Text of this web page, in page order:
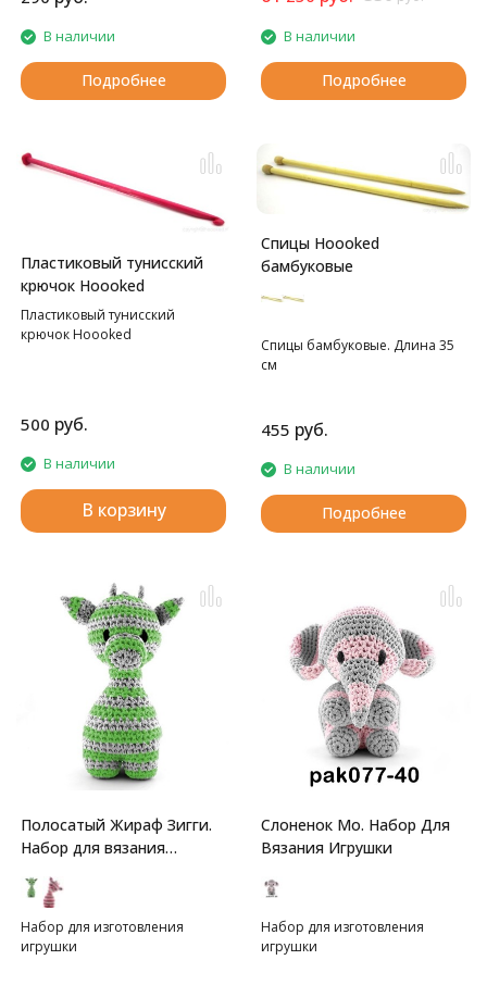
В наличии
Подробнее
В наличии
Подробнее
Пластиковый тунисский
крючок Hoooked
Пластиковый тунисский
крючок Hoooked
500 руб.
В наличии
В корзину
Спицы Hoooked
бамбуковые
Спицы бамбуковые. Длина 35
см
455 руб.
В наличии
Подробнее
Полосатый Жираф Зигги.
Набор для вязания
Набор для изготовления
игрушки
Слоненок Мо. Набор Для
Вязания Игрушки
Набор для изготовления
игрушки